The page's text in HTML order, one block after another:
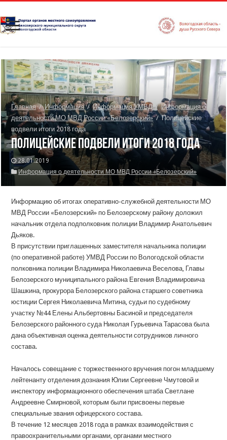
Главная / Информация / Информация УМВД / Информация о
деятельности МО МВД России «Белозерский» / Полицейские
подвели итоги 2018 года
Полицейские подвели итоги 2018 года
28.01.2019
Информация о деятельности МО МВД России «Белозерский»
Информацию об итогах оперативно-служебной деятельности МО
МВД России «Белозерский» по Белозерскому району доложил
начальник отдела подполковник полиции Владимир Анатольевич
Дьяков.
В присутствии приглашенных заместителя начальника полиции
(по оперативной работе) УМВД России по Вологодской области
полковника полиции Владимира Николаевича Веселова, Главы
Белозерского муниципального района Евгения Владимировича
Шашкина, прокурора Белозерского района старшего советника
юстиции Сергея Николаевича Митина, судьи по судебному
участку №44 Елены Альбертовны Басиной и председателя
Белозерского районного суда Николая Гурьевича Тарасова была
дана объективная оценка деятельности сотрудников личного
состава.
Началось совещание с торжественного вручения погон младшему
лейтенанту отделения дознания Юлии Сергеевне Чмутовой и
инспектору информационного обеспечения штаба Светлане
Андреевне Смирновой, которым были присвоены первые
специальные звания офицерского состава.
В течение 12 месяцев 2018 года в рамках взаимодействия с
правоохранительными органами, органами местного